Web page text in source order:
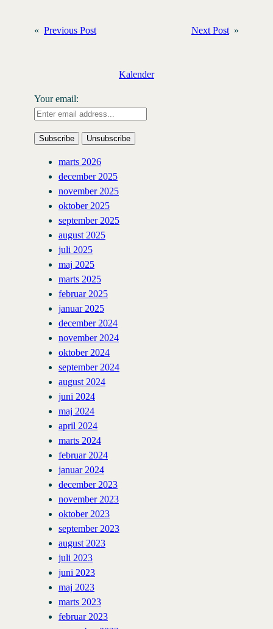
« Previous Post Next Post »
Kalender
Your email:
marts 2026
december 2025
november 2025
oktober 2025
september 2025
august 2025
juli 2025
maj 2025
marts 2025
februar 2025
januar 2025
december 2024
november 2024
oktober 2024
september 2024
august 2024
juni 2024
maj 2024
april 2024
marts 2024
februar 2024
januar 2024
december 2023
november 2023
oktober 2023
september 2023
august 2023
juli 2023
juni 2023
maj 2023
marts 2023
februar 2023